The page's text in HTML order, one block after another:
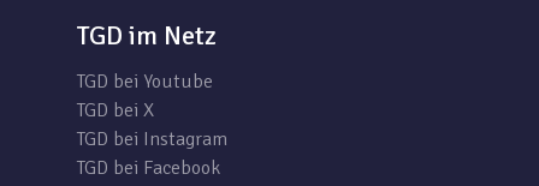
TGD im Netz
TGD bei Youtube
TGD bei X
TGD bei Instagram
TGD bei Facebook